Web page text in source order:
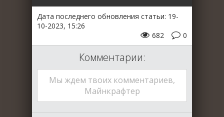
Дата последнего обновления статьи: 19-
10-2023, 15:26
0
682
Комментарии:
Мы ждем твоих комментариев,
Майнкрафтер